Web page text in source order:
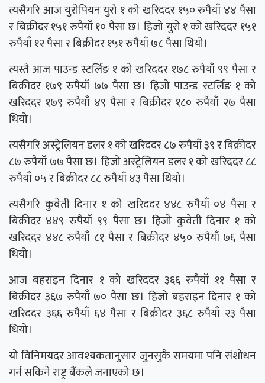
त्यसैगरि आज युरोपियन युरो १ को खरिददर १५० रुपैयाँ ४४ पैसा
र बिक्रीदर १५१ रुपैयाँ १० पैसा छ। हिजो युरो १ को खरिददर १५१
रुपैयाँ १२ पैसा र बिक्रीदर १५१ रुपैयाँ ७८ पैसा थियो।
त्यस्तै आज पाउन्ड स्टर्लिङ १ को खरिददर १७८ रुपैयाँ ९९ पैसा र
बिक्रीदर १७९ रुपैयाँ ७७ पैसा छ। हिजो पाउन्ड स्टर्लिङ १ को
खरिददर १७९ रुपैयाँ ४९ पैसा र बिक्रीदर १८० रुपैयाँ २७ पैसा
थियो।
त्यसैगरि अस्ट्रेलियन डलर १ को खरिददर ८७ रुपैयाँ ३९ र बिक्रीदर
८७ रुपैयाँ ७७ पैसा छ। हिजो अस्ट्रेलियन डलर १ को खरिददर ८८
रुपैयाँ ०५ र बिक्रीदर ८८ रुपैयाँ ४३ पैसा थियो।
त्यसैगरि कुवेती दिनार १ को खरिददर ४४८ रुपैयाँ ०४ पैसा र
बिक्रीदर ४४९ रुपैयाँ ९९ पैसा छ। हिजो कुवेती दिनार १ को
खरिददर ४४८ रुपैयाँ ८१ पैसा र बिक्रीदर ४५० रुपैयाँ ७६ पैसा
थियो।
आज बहराइन दिनार १ को खरिददर ३६६ रुपैयाँ ११ पैसा र
बिक्रीदर ३६७ रुपैयाँ ७० पैसा छ। हिजो बहराइन दिनार १ को
खरिददर ३६६ रुपैयाँ ६४ पैसा र बिक्रीदर ३६८ रुपैयाँ २३ पैसा
थियो।
यो विनिमयदर आवश्यकतानुसार जुनसुकै समयमा पनि संशोधन
गर्न सकिने राष्ट्र बैंकले जनाएको छ।